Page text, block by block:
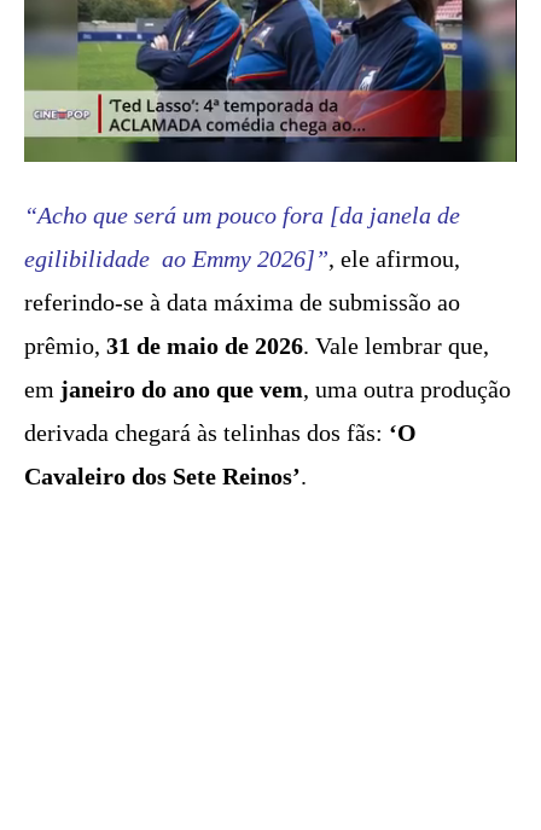
“Acho que será um pouco fora [da janela de
egilibilidade ao Emmy 2026]”, ele afirmou,
referindo-se à data máxima de submissão ao
prêmio, 31 de maio de 2026. Vale lembrar que,
em janeiro do ano que vem, uma outra produção
derivada chegará às telinhas dos fãs: ‘O
Cavaleiro dos Sete Reinos’.